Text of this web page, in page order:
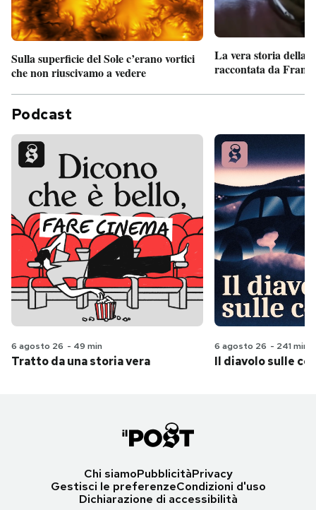
Sulla superficie del Sole c’erano vortici
che non riuscivamo a vedere
La vera storia della
raccontata da
Podcast
6 agosto 26 - 49 min
Tratto da una storia vera
6 agosto 26 - 241 min
Il diavolo sulle
Chi siamoPubblicitàPrivacy
Gestisci le preferenzeCondizioni d'uso
Dichiarazione di accessibilità